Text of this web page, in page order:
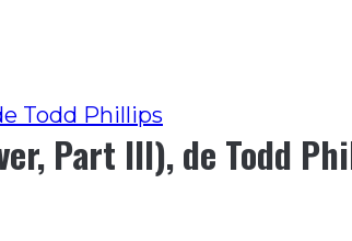
Todd Phillips
Part III), de Todd